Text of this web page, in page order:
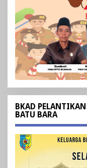
BKAD
BATU BARA